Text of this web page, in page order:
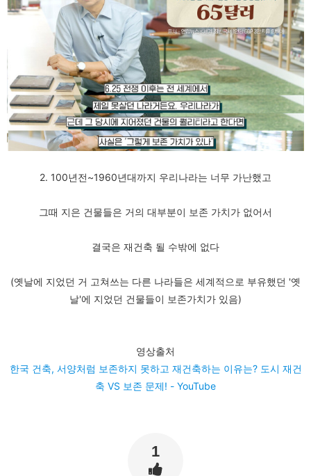
2. 100년전~1960년대까지 우리나라는 너무 가난했고
그때 지은 건물들은 거의 대부분이 보존 가치가 없어서
결국은 재건축 될 수밖에 없다
(옛날에 지었던 거 고쳐쓰는 다른 나라들은 세계적으로 부유했던 '옛
날'에 지었던 건물들이 보존가치가 있음)
영상출처
한국 건축, 서양처럼 보존하지 못하고 재건축하는 이유는? 도시 재건
축 VS 보존 문제! - YouTube
1